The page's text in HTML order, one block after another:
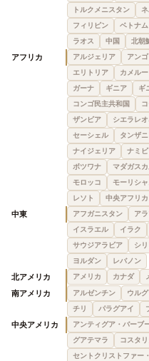
トルクメニスタン
フィリピン
ベトナム
ラオス
中国 北朝
アフリカ アルジェリア アンゴ
エリトリア
カメル
ガーナ
ギニア ギ
コンゴ民主共和国
ザンビア
シエラレ
セーシェル
タンザ
ナイジェリア
ナミ
ボツワナ
マダガス
モロッコ
モーリシャ
レソト
中央アフリカ
中東 アフガニスタン ア
イスラエル
イラク
サウジアラビア
シ
ヨルダン
レバノン
北アメリカ アメリカ カナダ
南アメリカ アルゼンチン ウル
チリ
パラグアイ
中央アメリカ アンティグア・バーブ
グアテマラ
コスタリ
セントクリストファー